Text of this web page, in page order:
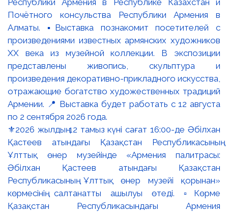
⚜️2026 жылдың 12 тамыз күні сағат 16:00-де Әбілхан
Қастеев атындағы Қазақстан Республикасының
Ұлттық өнер музейінде «Армения палитрасы:
Әбілхан Қастеев атындағы Қазақстан
Республикасының Ұлттық өнер музейі қорынан»
көрмесінің салтанатты ашылуы өтеді. ▫️Көрме
Қазақстан Республикасындағы Армения